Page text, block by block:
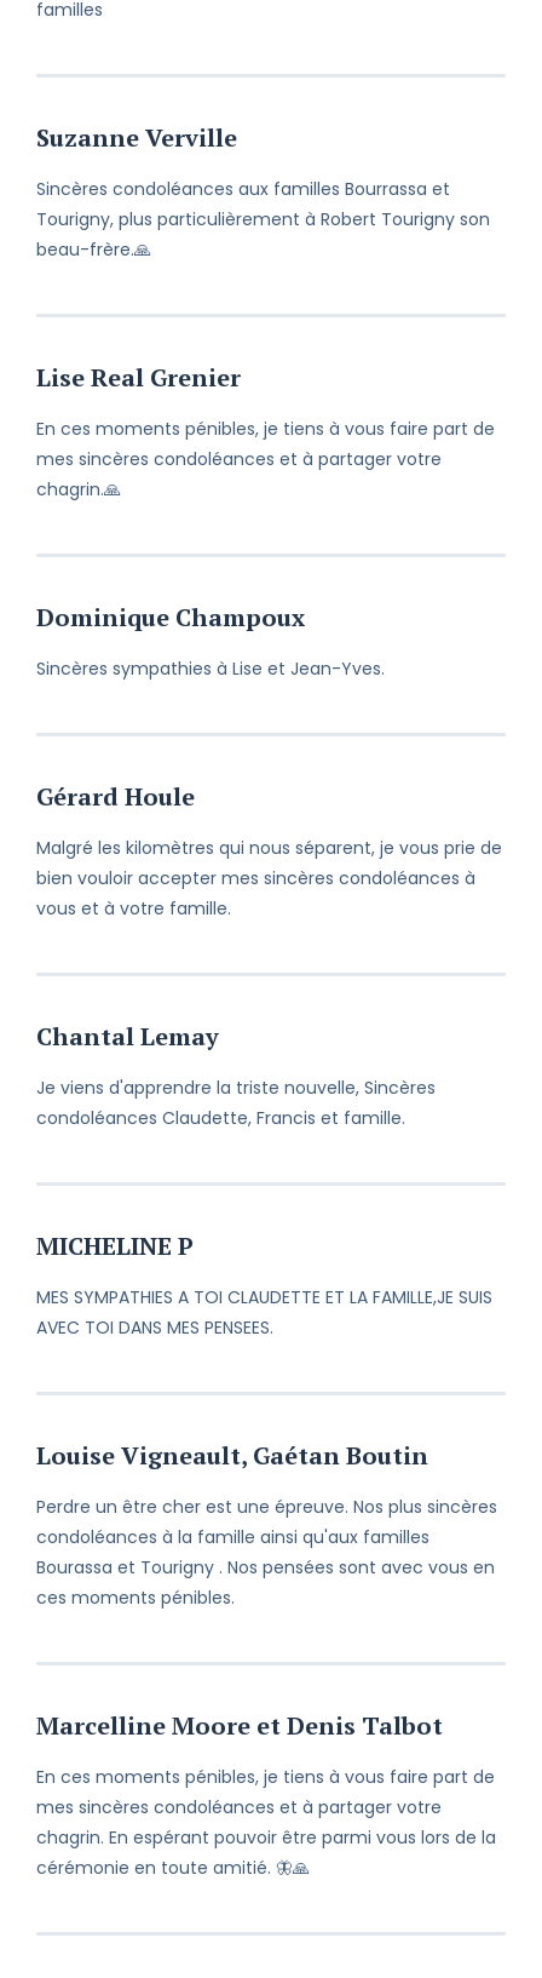
familles
Suzanne Verville
Sincères condoléances aux familles Bourrassa et
Tourigny, plus particulièrement à Robert Tourigny son
beau-frère.🙏
Lise Real Grenier
En ces moments pénibles, je tiens à vous faire part de
mes sincères condoléances et à partager votre
chagrin.🙏
Dominique Champoux
Sincères sympathies à Lise et Jean-Yves.
Gérard Houle
Malgré les kilomètres qui nous séparent, je vous prie de
bien vouloir accepter mes sincères condoléances à
vous et à votre famille.
Chantal Lemay
Je viens d'apprendre la triste nouvelle, Sincères
condoléances Claudette, Francis et famille.
MICHELINE P
MES SYMPATHIES A TOI CLAUDETTE ET LA FAMILLE,JE SUIS
AVEC TOI DANS MES PENSEES.
Louise Vigneault, Gaétan Boutin
Perdre un être cher est une épreuve. Nos plus sincères
condoléances à la famille ainsi qu'aux familles
Bourassa et Tourigny . Nos pensées sont avec vous en
ces moments pénibles.
Marcelline Moore et Denis Talbot
En ces moments pénibles, je tiens à vous faire part de
mes sincères condoléances et à partager votre
chagrin. En espérant pouvoir être parmi vous lors de la
cérémonie en toute amitié. 🦋🙏